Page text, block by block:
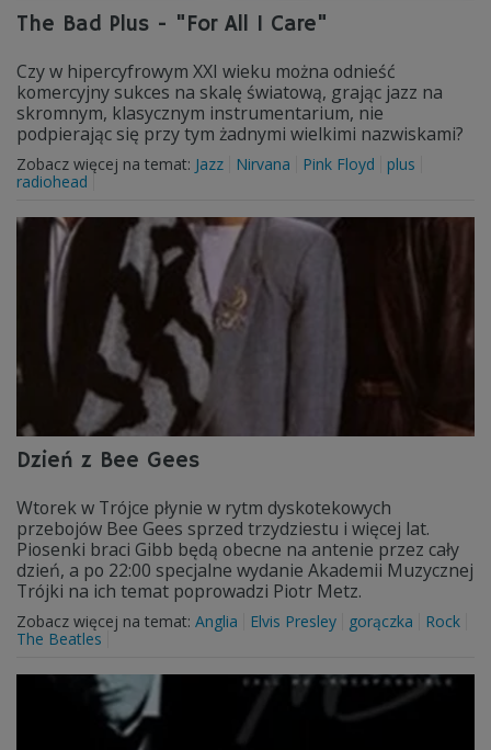
The Bad Plus - "For All I Care"
Czy w hipercyfrowym XXI wieku można odnieść
komercyjny sukces na skalę światową, grając jazz na
skromnym, klasycznym instrumentarium, nie
podpierając się przy tym żadnymi wielkimi nazwiskami?
Zobacz więcej na temat: Jazz Nirvana Pink Floyd
plus
radiohead
Dzień z Bee Gees
Wtorek w Trójce płynie w rytm dyskotekowych
przebojów Bee Gees sprzed trzydziestu i więcej lat.
Piosenki braci Gibb będą obecne na antenie przez cały
dzień, a po 22:00 specjalne wydanie Akademii Muzycznej
Trójki na ich temat poprowadzi Piotr Metz.
Zobacz więcej na temat: Anglia Elvis Presley gorączka
Rock
The Beatles